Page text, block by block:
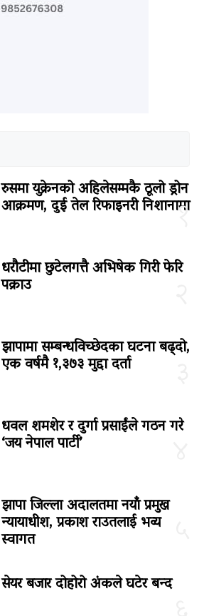
१
रुसमा युक्रेनको अहिलेसम्मकै ठूलो ड्रोन
आक्रमण, दुई तेल रिफाइनरी निशानामा
धरौटीमा छुटेलगत्तै अभिषेक गिरी फेरि
पक्राउ
झापामा सम्बन्धविच्छेदका घटना बढ्दो,
एक वर्षमै १,३७३ मुद्दा दर्ता
धवल शमशेर र दुर्गा प्रसाईंले गठन गरे
‘जय नेपाल पार्टी’
झापा जिल्ला अदालतमा नयाँ प्रमुख
न्यायाधीश, प्रकाश राउतलाई भव्य
स्वागत
सेयर बजार दोहोरो अंकले घटेर बन्द